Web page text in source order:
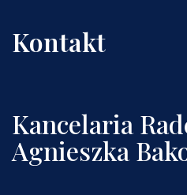
Kontakt
Kancelaria
Agnieszka